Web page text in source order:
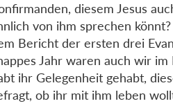
diesem Jesus
von ihm sprechen
Bericht der ersten drei
Jahr waren auch wir
ihr Gelegenheit gehabt,
ob ihr mit ihm leben